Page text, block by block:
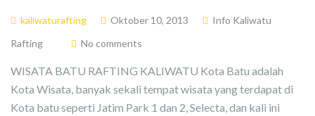
kaliwaturafting Oktober 10, 2013
Info Kaliwatu
Rafting
No comments
WISATA BATU RAFTING KALIWATU Kota Batu adalah
Kota Wisata, banyak sekali tempat wisata yang terdapat di
Kota batu seperti Jatim Park 1 dan 2, Selecta, dan kali ini